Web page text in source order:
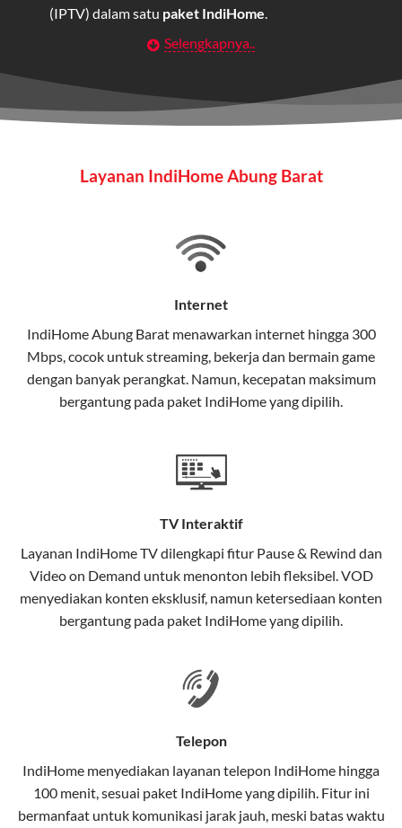
(IPTV) dalam satu paket IndiHome
Layanan Wifi Indihome ini dirancang untuk
maupun individu yang membutuhkan konektivitas dan
hiburan berkualitas tinggi.
pengguna rumah dan bisnis.
stabil, dan memiliki berbagai pilihan paket IndiHome
Selain internet, layanan IndiHome juga mencakup TV
interaktif (IndiHome TV) dan telepon rumah dalam
satu paket.
Teknologi di Balik WiFi IndiHome
Wifi IndiHome menggunakan teknologi Fiber To The
menggunakan kabel serat optik hingga ke rumah
pelanggan. Teknologi ini memiliki beberapa
keunggulan:
Kecepatan Tinggi
dibandingkan kabel tembaga atau DSL.
elektromagnetik, sehingga koneksi tetap lancar.
Latensi Rendah
Selengkapnya..
Layanan IndiHome Abung Barat
Internet
IndiHome Abung Barat menawarkan internethingga 300
Mbps, cocok untuk streaming, bekerja dan bermain game
dengan banyak perangkat. Namun, kecepatan maksimum
bergantung pada paket IndiHome yang dipilih.
TV Interaktif
Layanan IndiHome TVdilengkapi fitur Pause & Rewind dan
Video on Demand untuk menonton lebih fleksibel. VOD
menyediakan konten eksklusif, namun ketersediaan konten
bergantung pada paket IndiHome yang dipilih.
Telepon
IndiHome menyediakan layanan telepon IndiHome hingga
100 menit, sesuai paket IndiHome yang dipilih. Fitur ini
bermanfaat untuk komunikasi jarak jauh, meski batas waktu